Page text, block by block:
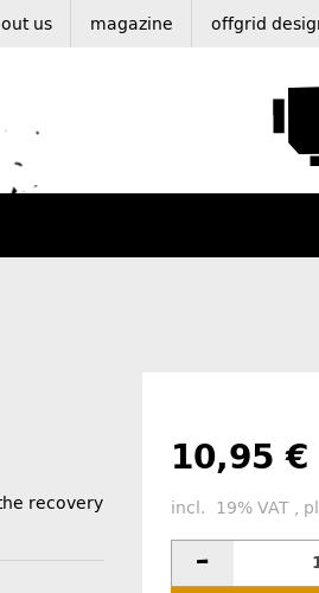
us magazine offgrid
recovery
10,95 €
incl. 19% VAT ,